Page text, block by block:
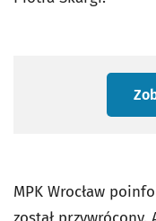
MPK Wrocław